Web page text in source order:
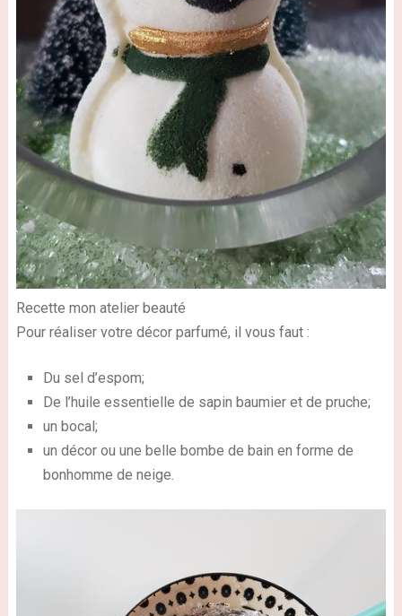
Recette mon atelier beauté
Pour réaliser votre décor parfumé, il vous faut :
Du sel d’espom;
De l’huile essentielle de sapin baumier et de pruche;
un bocal;
un décor ou une belle bombe de bain en forme de
bonhomme de neige.